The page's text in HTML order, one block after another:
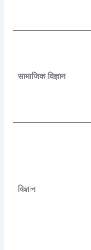
सामाजिक विज्ञान
विज्ञान